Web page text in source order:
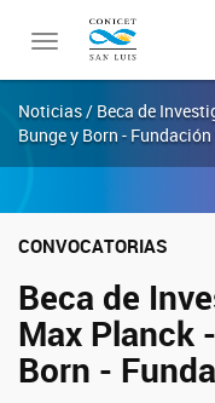
Toggle
Noticias / Beca de
Bunge y Born -
CONVOCATORIAS
Beca de
Max Planck
Born -